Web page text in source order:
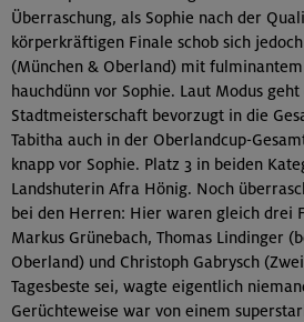
Überraschung, als Sophie nach der
körperkräftigen Finale schob sich
(München & Oberland) mit
hauchdünn vor Sophie. Laut Modus
Stadtmeisterschaft bevorzugt in die
Tabitha auch in der Oberlandcup-
knapp vor Sophie. Platz 3 in beiden
Landshuterin Afra Hönig. Noch
bei den Herren: Hier waren gleich drei
Markus Grünebach, Thomas Lindinger
Oberland) und Christoph Gabrysch
Tagesbeste sei, wagte eigentlich
Gerüchteweise war von einem